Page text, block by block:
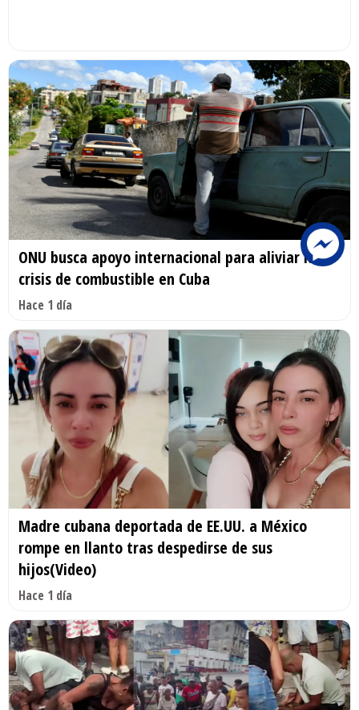
ONU busca apoyo internacional para aliviar la
crisis de combustible en Cuba
Hace 1 día
Madre cubana deportada de EE.UU. a México
rompe en llanto tras despedirse de sus
hijos(Video)
Hace 1 día